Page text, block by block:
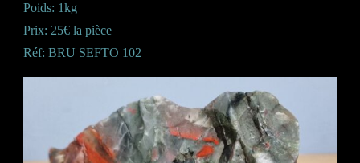
Poids: 1kg
Prix: 25€ la pièce
Réf: BRU SEFTO 102